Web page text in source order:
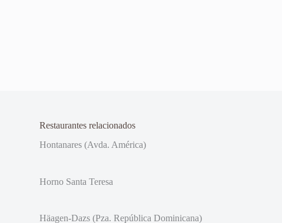
Restaurantes relacionados
Hontanares (Avda. América)
Horno Santa Teresa
Häagen-Dazs (Pza. República Dominicana)